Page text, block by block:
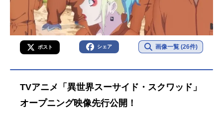
ポスト シェア 画像一覧 (26件)
TVアニメ「異世界スーサイド・スクワッド」
オープニング映像先行公開！